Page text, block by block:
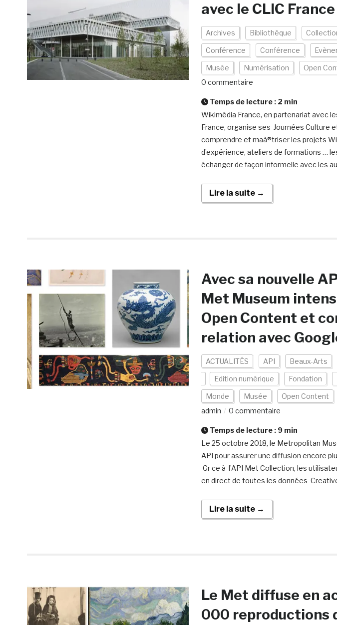
avec le CLIC France
Archives Bibliothèque
Conférence Conférence
Musée Numérisation Open
0 commentaire
Temps de lecture : 2 min
Wikimédia France, en partenariat avec
France, organise ses Journées Culture
comprendre et maà®triser les projets
d’expérience, ateliers de formations …
échanger de façon informelle avec les
Lire la suite →
Avec sa nouvelle
Met Museum
Open Content et
relation avec
ACTUALITÉS API Beaux-Arts
Edition numérique Fondation
Monde Musée Open Content
admin
0 commentaire
Temps de lecture : 9 min
Le 25 octobre 2018, le Metropolitan
API pour assurer une diffusion encore
Gr ce à l’API Met Collection, les
en direct de toutes les données
Lire la suite →
Le Met diffuse en
000 reproductions